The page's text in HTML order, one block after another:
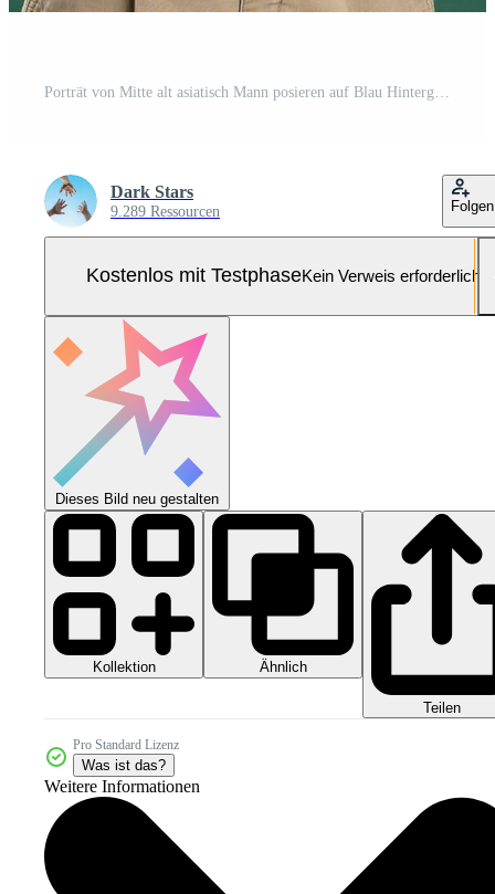
Dark Stars
9.289 Ressourcen Folgen
Kostenlos mit TestphaseKein Verweis erforderlich
Dieses Bild neu gestalten
Kollektion Ähnlich
Teilen
Pro Standard Lizenz
Was ist das?
Weitere Informationen